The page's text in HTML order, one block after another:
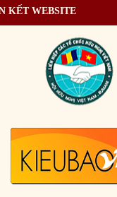
KẾT WEBSITE